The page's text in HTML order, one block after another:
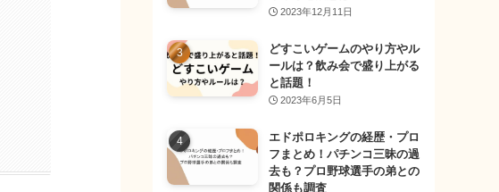
2023年12月11日
どすこいゲームのやり方やル
ールは？飲み会で盛り上がる
と話題！
2023年6月5日
エドポロキングの経歴・プロ
フまとめ！パチンコ三昧の過
去も？プロ野球選手の弟との
関係も調査